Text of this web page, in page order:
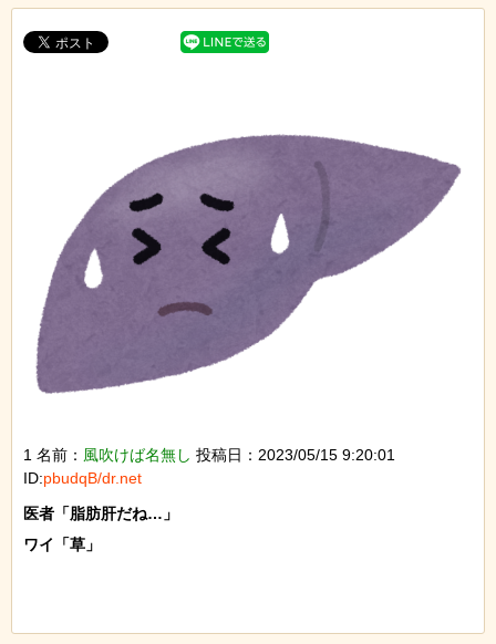
1 名前： 風吹けば名無し 投稿日：2023/05/15 9:20:01
ID:pbudqB/dr.net
医者「脂肪肝だね…」
ワイ「草」